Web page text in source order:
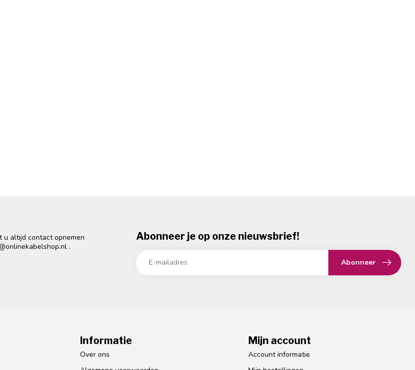
u altijd contact opnemen
.
Abonneer je op onze nieuwsbrief!
Abonneer
Informatie
Over ons
Mijn account
Account informatie